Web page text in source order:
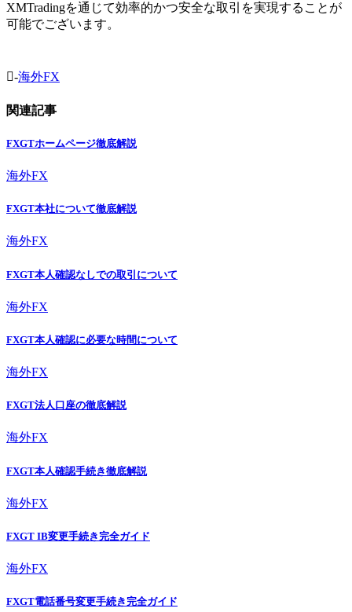
XMTradingを通じて効率的かつ安全な取引を実現することが
可能でございます。
-海外FX
関連記事
FXGTホームページ徹底解説
海外FX
FXGT本社について徹底解説
海外FX
FXGT本人確認なしでの取引について
海外FX
FXGT本人確認に必要な時間について
海外FX
FXGT法人口座の徹底解説
海外FX
FXGT本人確認手続き徹底解説
海外FX
FXGT IB変更手続き完全ガイド
海外FX
FXGT電話番号変更手続き完全ガイド